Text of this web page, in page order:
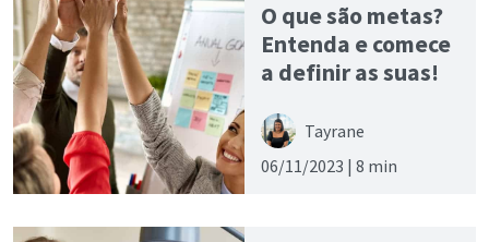
O que são metas?
Entenda e comece
a definir as suas!
Tayrane
06/11/2023 | 8 min